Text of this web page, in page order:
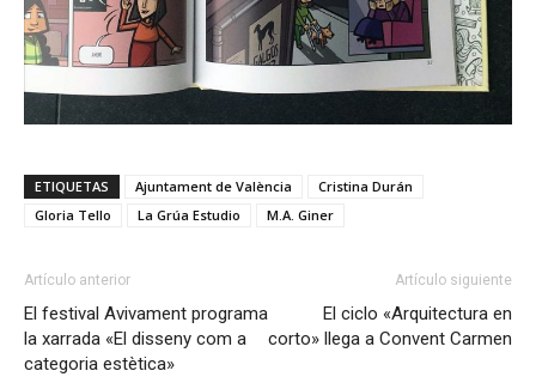
ETIQUETAS Ajuntament de València
Cristina Durán
Gloria Tello
La Grúa Estudio M.A. Giner
Artículo anterior
El festival Avivament programa
la xarrada «El disseny com a
categoria estètica»
Artículo siguiente
El ciclo «Arquitectura en
corto» llega a Convent Carmen